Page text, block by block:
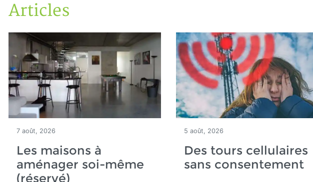
Accueil
Articles
Articles
7 août, 2026
Les maisons à
aménager soi-même
(réservé)
5 août, 2026
Des tours cellulaires
sans consentement